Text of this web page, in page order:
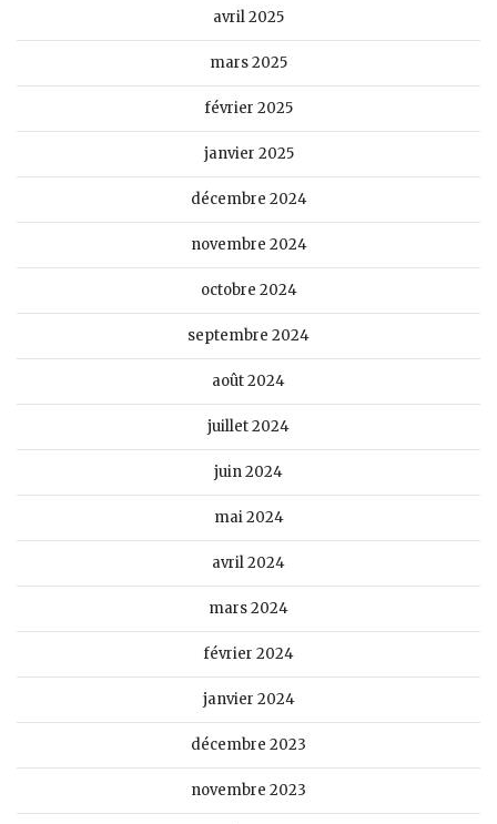
avril 2025
mars 2025
février 2025
janvier 2025
décembre 2024
novembre 2024
octobre 2024
septembre 2024
août 2024
juillet 2024
juin 2024
mai 2024
avril 2024
mars 2024
février 2024
janvier 2024
décembre 2023
novembre 2023